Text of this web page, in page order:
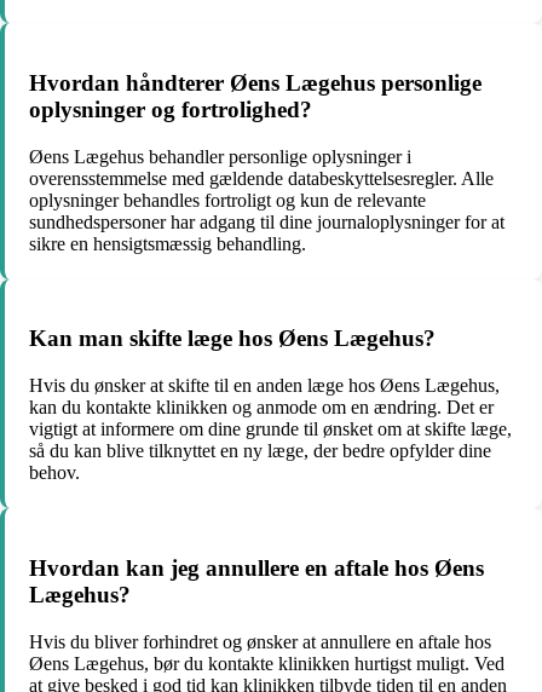
Hvordan håndterer Øens Lægehus personlige
oplysninger og fortrolighed?
Øens Lægehus behandler personlige oplysninger i
overensstemmelse med gældende databeskyttelsesregler. Alle
oplysninger behandles fortroligt og kun de relevante
sundhedspersoner har adgang til dine journaloplysninger for at
sikre en hensigtsmæssig behandling.
Kan man skifte læge hos Øens Lægehus?
Hvis du ønsker at skifte til en anden læge hos Øens Lægehus,
kan du kontakte klinikken og anmode om en ændring. Det er
vigtigt at informere om dine grunde til ønsket om at skifte læge,
så du kan blive tilknyttet en ny læge, der bedre opfylder dine
behov.
Hvordan kan jeg annullere en aftale hos Øens
Lægehus?
Hvis du bliver forhindret og ønsker at annullere en aftale hos
Øens Lægehus, bør du kontakte klinikken hurtigst muligt. Ved
at give besked i god tid kan klinikken tilbyde tiden til en anden